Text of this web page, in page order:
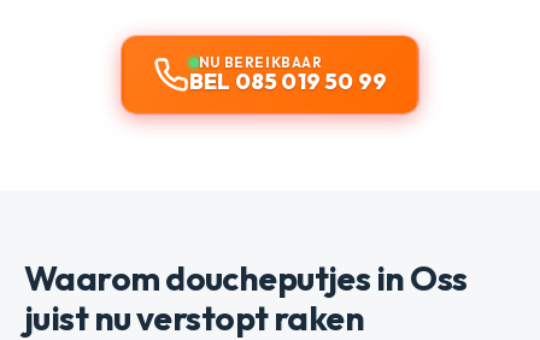
NU BEREIKBAAR
BEL 085 019 50 99
Waarom doucheputjes in Oss
juist nu verstopt raken